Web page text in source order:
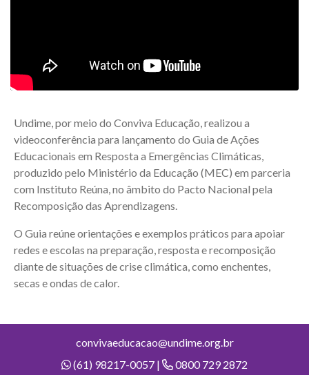
Undime, por meio do Conviva Educação, realizou a
videoconferência para lançamento do Guia de Ações
Educacionais em Resposta a Emergências Climáticas,
produzido pelo Ministério da Educação (MEC) em parceria
com Instituto Reúna, no âmbito do Pacto Nacional pela
Recomposição das Aprendizagens.
O Guia reúne orientações e exemplos práticos para apoiar
redes e escolas na preparação, resposta e recomposição
diante de situações de crise climática, como enchentes,
secas e ondas de calor.
convivaeducacao@undime.org.br
(61) 98217-0057 |
0800 729 2872